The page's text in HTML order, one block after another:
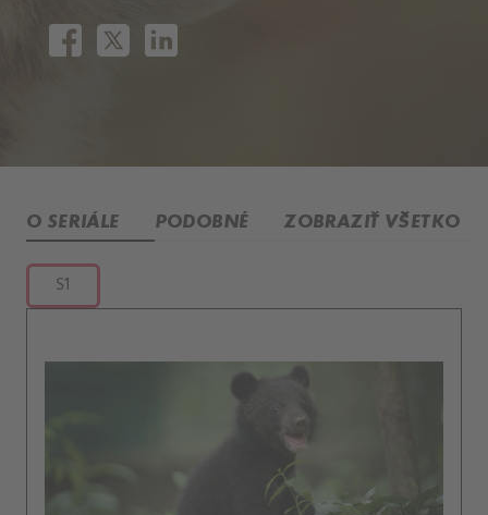
O SERIÁLE PODOBNÉ ZOBRAZIŤ VŠETKO
S1